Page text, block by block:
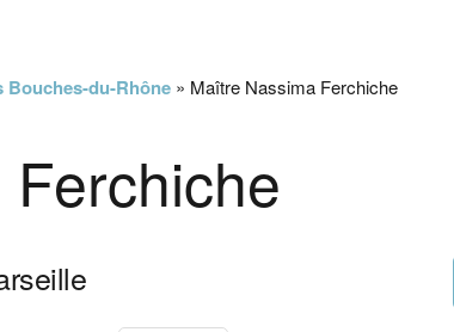
Bouches-du-Rhône » Maître Nassima Ferchiche